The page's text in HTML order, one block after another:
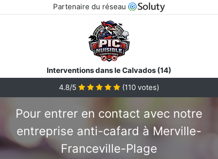
Partenaire du réseau
Interventions dans le Calvados (14)
4.8/5
(110 votes)
Pour entrer en contact avec notre
entreprise anti-cafard à Merville-
Franceville-Plage